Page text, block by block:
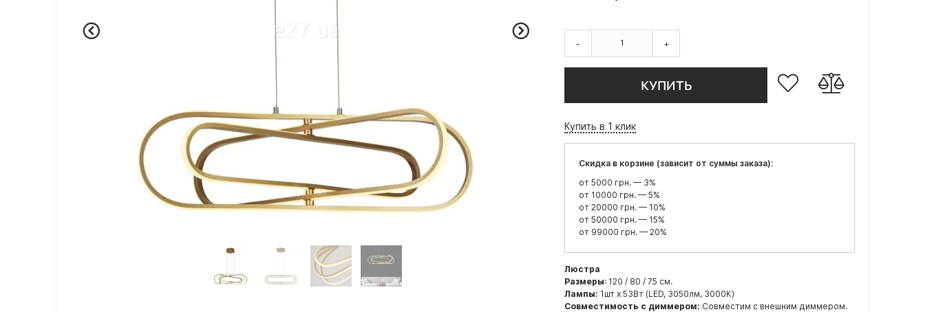
- +
КУПИТЬ
Купить в 1 клик
Скидка в корзине (зависит от суммы заказа):
от 5000 грн. — 3%
от 10000 грн. — 5%
от 20000 грн. — 10%
от 50000 грн. — 15%
от 99000 грн. — 20%
Люстра
Размеры: 120 / 80 / 75 см.
Лампы: 1шт x 53Вт (LED, 3050лм, 3000K)
Совместимость с диммером: Совместим с внешним диммером.